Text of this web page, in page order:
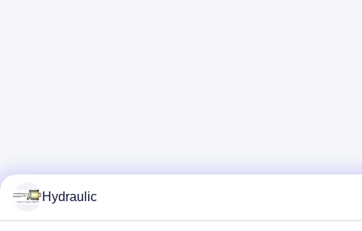
Hydraulic